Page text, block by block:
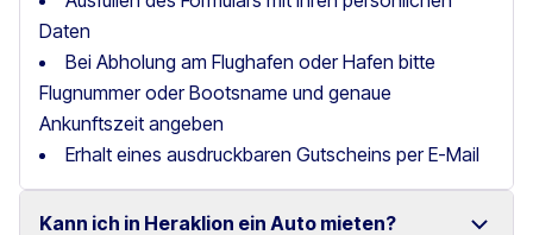
Daten
Bei Abholung am Flughafen oder Hafen bitte
Flugnummer oder Bootsname und genaue
Ankunftszeit angeben
Erhalt eines ausdruckbaren Gutscheins per E-Mail
Kann ich in Heraklion ein Auto mieten?